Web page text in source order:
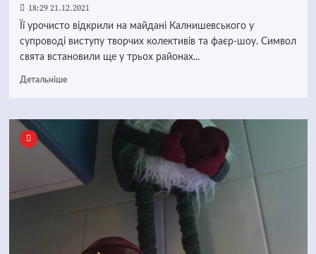
18:29 21.12.2021
Її урочисто відкрили на майдані Калнишевського у
супроводі виступу творчих колективів та фаєр-шоу. Символ
свята встановили ще у трьох районах...
Детальніше